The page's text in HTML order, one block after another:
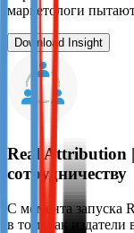
маркетологи
Download Insight
Real Attribution
сотрудничеству
С момента запуска
в том, как издатели